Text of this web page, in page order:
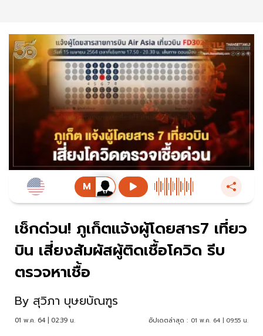
เช็กด่วน! ภูเก็ตแจ้งผู้โดยสาร7 เที่ยว
บิน เสี่ยงสัมผัสผู้ติดเชื้อโควิด รีบ
ตรวจหาเชื้อ
By สุวิภา บุษยบัณฑูร
01 พ.ค. 64 | 02:39 น. อัปเดตล่าสุด : 01 พ.ค. 64 | 09:55 น.